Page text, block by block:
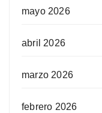
mayo 2026
abril 2026
marzo 2026
febrero 2026